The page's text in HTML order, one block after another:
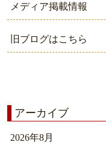
メディア掲載情報
旧ブログはこちら
アーカイブ
2026年8月